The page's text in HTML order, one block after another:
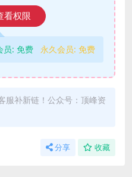
看权限
员: 免费 永久会员: 免费
服补新链！公众号：顶峰资
分享 收藏